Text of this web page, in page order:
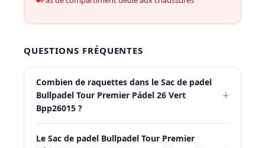
QUESTIONS FRÉQUENTES
Combien de raquettes dans le Sac de padel
Bullpadel Tour Premier Pádel 26 Vert
Bpp26015 ?
+
Le Sac de padel Bullpadel Tour Premier